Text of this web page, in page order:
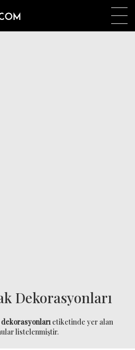
Dekorasyonları
dekorasyonlarıetiketinde yer alan
listelenmiştir.